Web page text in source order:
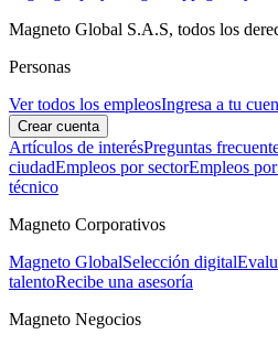
Magneto Global S.A.S, todos los
Personas
Ver todos los empleosIngresa a tu
Crear cuenta
Artículos de interésPreguntas
ciudadEmpleos por sectorEmpleos
técnico
Magneto Corporativos
Magneto GlobalSelección digital
talentoRecibe una asesoría
Magneto Negocios